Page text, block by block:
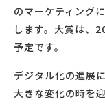
のマーケティング
します。大賞は、
予定です。
デジタル化の進展
大きな変化の時を